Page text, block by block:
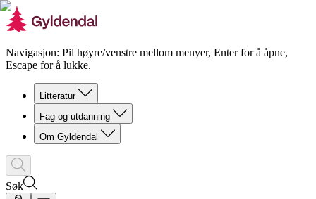
Navigasjon: Pil høyre/venstre mellom menyer, Enter for å åpne,
Escape for å lukke.
Litteratur
Fag og utdanning
Om Gyldendal
Søk